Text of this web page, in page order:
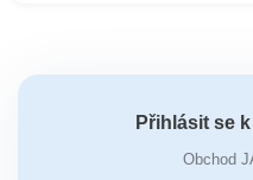
Přihlásit se
Obchod